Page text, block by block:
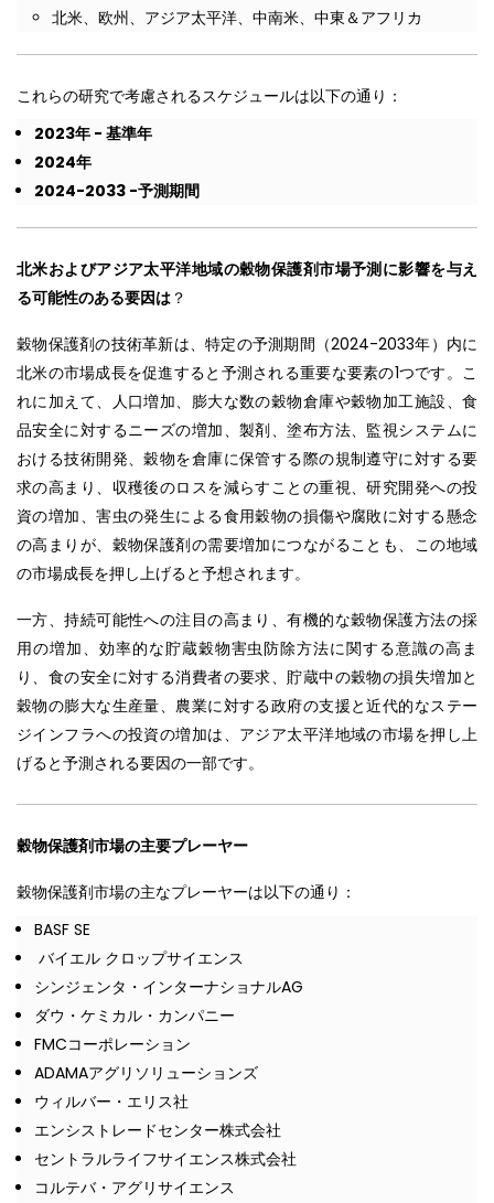
北米、欧州、アジア太平洋、中南米、中東＆アフリカ
これらの研究で考慮されるスケジュールは以下の通り：
2023年 - 基準年
2024年
2024-2033 -予測期間
北米およびアジア太平洋地域の穀物保護剤市場予測に影響を与え
る可能性のある要因は ？
穀物保護剤の技術革新は、特定の予測期間（2024-2033年）内に
北米の市場成長を促進すると予測される重要な要素の1つです。こ
れに加えて、人口増加、膨大な数の穀物倉庫や穀物加工施設、食
品安全に対するニーズの増加、製剤、塗布方法、監視システムに
おける技術開発、穀物を倉庫に保管する際の規制遵守に対する要
求の高まり、収穫後のロスを減らすことの重視、研究開発への投
資の増加、害虫の発生による食用穀物の損傷や腐敗に対する懸念
の高まりが、穀物保護剤の需要増加につながることも、この地域
の市場成長を押し上げると予想されます。
一方、持続可能性への注目の高まり、有機的な穀物保護方法の採
用の増加、効率的な貯蔵穀物害虫防除方法に関する意識の高ま
り、食の安全に対する消費者の要求、貯蔵中の穀物の損失増加と
穀物の膨大な生産量、農業に対する政府の支援と近代的なステー
ジインフラへの投資の増加は、アジア太平洋地域の市場を押し上
げると予測される要因の一部です。
穀物保護剤市場の主要プレーヤー
穀物保護剤市場の主なプレーヤーは以下の通り：
BASF SE
バイエル クロップサイエンス
シンジェンタ・インターナショナルAG
ダウ・ケミカル・カンパニー
FMCコーポレーション
ADAMAアグリソリューションズ
ウィルバー・エリス社
エンシストレードセンター株式会社
セントラルライフサイエンス株式会社
コルテバ・アグリサイエンス